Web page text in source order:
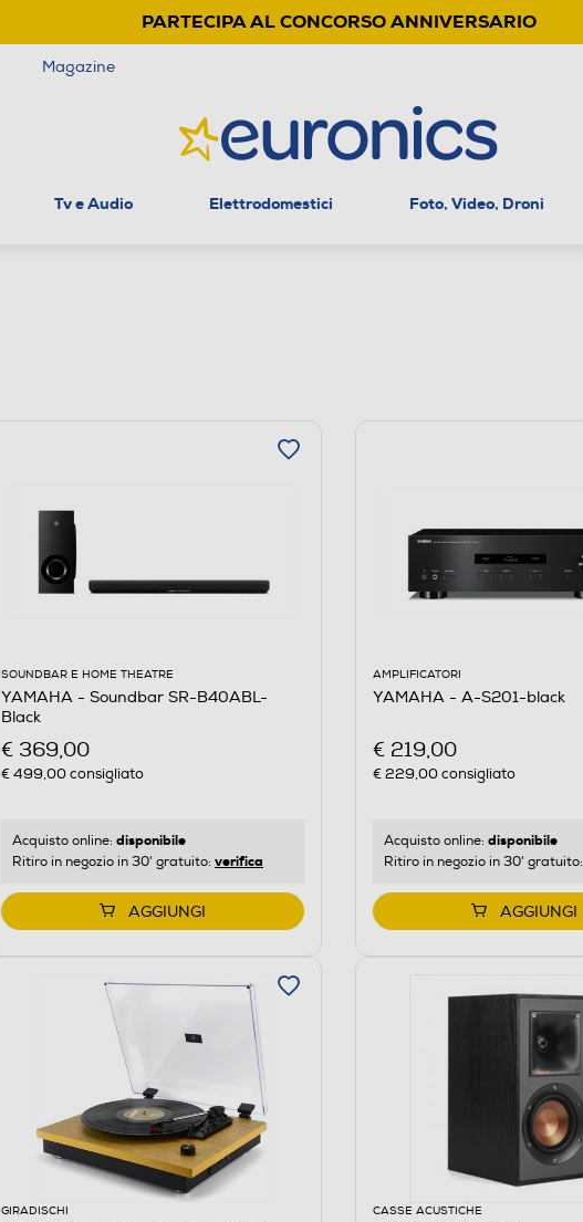
PARTECIPA AL CONCORSO ANNIVERSARIO
Magazine
Tv e Audio Elettrodomestici Foto, Video, Droni
SOUNDBAR E HOME THEATRE
YAMAHA - Soundbar SR-B40ABL-
Black
€ 369,00
€ 499,00consigliato
Acquisto online: disponibile
Ritiro in negozio in 30' gratuito: verifica
AGGIUNGI
AMPLIFICATORI
YAMAHA - A-S201-black
€ 219,00
€ 229,00consigliato
Acquisto online: disponibile
Ritiro in negozio in 30' gratuito:
AGGIUNGI
GIRADISCHI CASSE ACUSTICHE